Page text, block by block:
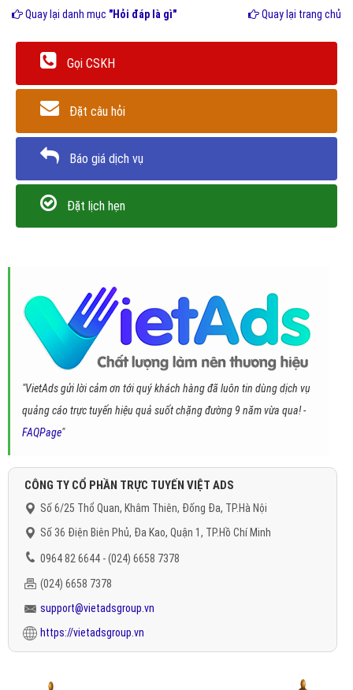
Quay lại danh mục "Hỏi đáp là gì" Quay lại trang chủ
Gọi CSKH
Đặt câu hỏi
Báo giá dịch vụ
Đặt lịch hẹn
"VietAds gửi lời cảm ơn tới quý khách hàng đã luôn tin dùng dịch vụ
quảng cáo trực tuyến hiệu quả suốt chặng đường 9 năm vừa qua! -
FAQPage"
CÔNG TY CỔ PHẦN TRỰC TUYẾN VIỆT ADS
Số 6/25 Thổ Quan, Khâm Thiên, Đống Đa, TP.Hà Nội
Số 36 Điện Biên Phủ, Đa Kao, Quận 1, TP.Hồ Chí Minh
0964 82 6644 - (024) 6658 7378
(024) 6658 7378
support@vietadsgroup.vn
https://vietadsgroup.vn